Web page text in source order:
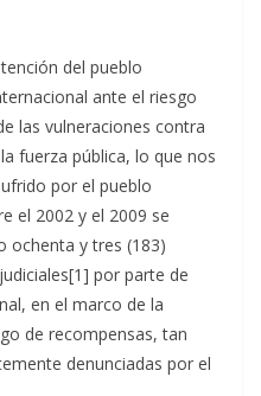
del pueblo
ante el riesgo
las vulneraciones contra
fuerza pública, lo que nos
por el pueblo
el 2002 y el 2009 se
ochenta y tres (183)
por parte de
en el marco de la
de recompensas, tan
denunciadas por el